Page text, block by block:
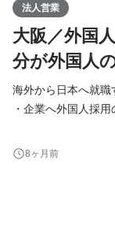
法人営業
大阪／外国
分が外国人
海外から日本へ就職する外国
・企業へ外国人採
ル＞ ◇クライアン
◇新規？既存？ ほ
8ヶ月前